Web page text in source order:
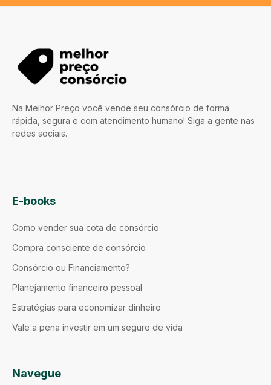
Na Melhor Preço você vende seu consórcio de forma
rápida, segura e com atendimento humano! Siga a gente nas
redes sociais.
E-books
Como vender sua cota de consórcio
Compra consciente de consórcio
Consórcio ou Financiamento?
Planejamento financeiro pessoal
Estratégias para economizar dinheiro
Vale a pena investir em um seguro de vida
Navegue